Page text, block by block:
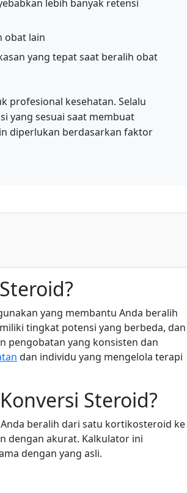
lebih banyak retensi
obat lain
yang tepat saat beralih obat
profesional kesehatan. Selalu
yang sesuai saat membuat
diperlukan berdasarkan faktor
yang membantu Anda beralih
tingkat potensi yang berbeda, dan
pengobatan yang konsisten dan
dan individu yang mengelola terapi
Steroid?
beralih dari satu kortikosteroid ke
dengan akurat. Kalkulator ini
dengan yang asli.